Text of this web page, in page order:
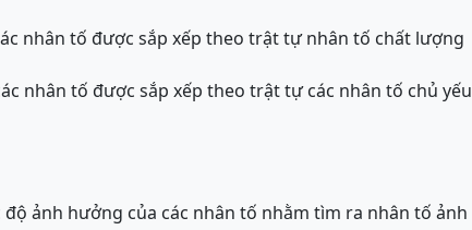
nhân tố được sắp xếp theo trật tự nhân tố chất lượng
nhân tố được sắp xếp theo trật tự các nhân tố chủ yếu
ảnh hưởng của các nhân tố nhằm tìm ra nhân tố ảnh